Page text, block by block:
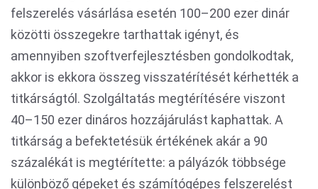
felszerelés vásárlása esetén 100–200 ezer dinár
közötti összegekre tarthattak igényt, és
amennyiben szoftverfejlesztésben gondolkodtak,
akkor is ekkora összeg visszatérítését kérhették a
titkárságtól. Szolgáltatás megtérítésére viszont
40–150 ezer dináros hozzájárulást kaphattak. A
titkárság a befektetésük értékének akár a 90
százalékát is megtérítette: a pályázók többsége
különböző gépeket és számítógépes felszerelést